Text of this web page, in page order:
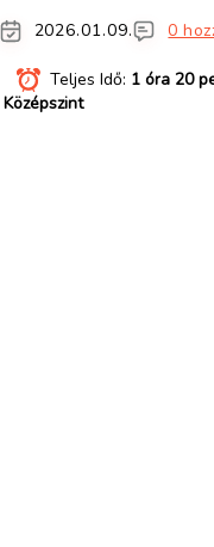
2026.01.09. 0
Teljes Idő: 1 óra 20
Középszint